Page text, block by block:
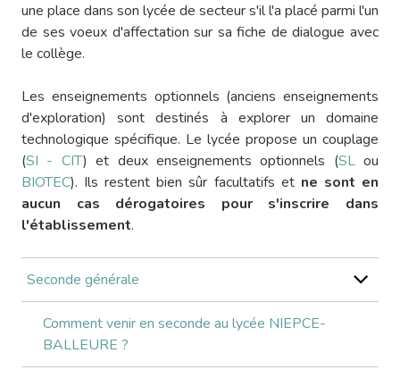
une place dans son lycée de secteur s'il l'a placé parmi l'un
de ses voeux d'affectation sur sa fiche de dialogue avec
le collège.
Les enseignements optionnels (anciens enseignements
d'exploration) sont destinés à explorer un domaine
technologique spécifique. Le lycée propose un couplage
(SI - CIT) et deux enseignements optionnels (SLou
BIOTEC). Ils restent bien sûr facultatifs et ne sont en
aucun cas dérogatoires pour s'inscrire dans
l'établissement.
Seconde générale
Comment venir en seconde au lycée NIEPCE-
BALLEURE ?